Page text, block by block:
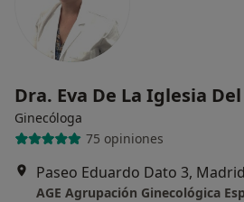
Dra. Eva De La Iglesia
Ginecóloga
75 opiniones
Paseo Eduardo Dato 3, Madrid
AGE Agrupación Ginecológica